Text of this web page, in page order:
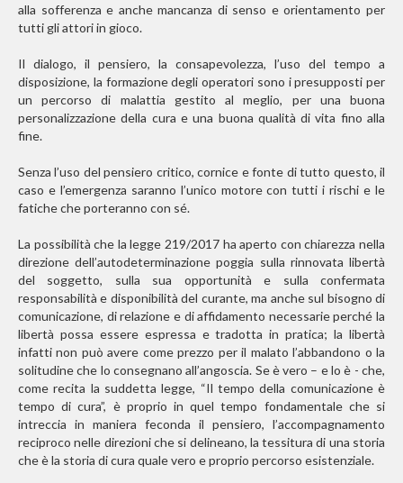
alla sofferenza e anche mancanza di senso e orientamento per
tutti gli attori in gioco.
Il dialogo, il pensiero, la consapevolezza, l’uso del tempo a
disposizione, la formazione degli operatori sono i presupposti per
un percorso di malattia gestito al meglio, per una buona
personalizzazione della cura e una buona qualità di vita fino alla
fine.
Senza l’uso del pensiero critico, cornice e fonte di tutto questo, il
caso e l’emergenza saranno l’unico motore con tutti i rischi e le
fatiche che porteranno con sé.
La possibilità che la legge 219/2017 ha aperto con chiarezza nella
direzione dell’autodeterminazione poggia sulla rinnovata libertà
del soggetto, sulla sua opportunità e sulla confermata
responsabilità e disponibilità del curante, ma anche sul bisogno di
comunicazione, di relazione e di affidamento necessarie perché la
libertà possa essere espressa e tradotta in pratica; la libertà
infatti non può avere come prezzo per il malato l’abbandono o la
solitudine che lo consegnano all’angoscia. Se è vero – e lo è - che,
come recita la suddetta legge, “Il tempo della comunicazione è
tempo di cura”, è proprio in quel tempo fondamentale che si
intreccia in maniera feconda il pensiero, l’accompagnamento
reciproco nelle direzioni che si delineano, la tessitura di una storia
che è la storia di cura quale vero e proprio percorso esistenziale.